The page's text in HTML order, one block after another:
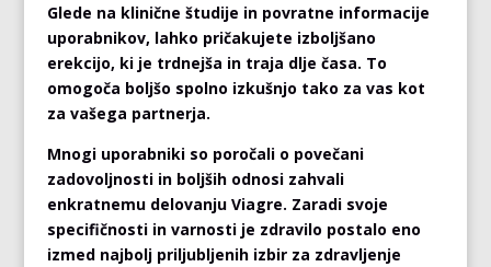
Glede na klinične študije in povratne informacije
uporabnikov, lahko pričakujete izboljšano
erekcijo, ki je trdnejša in traja dlje časa. To
omogoča boljšo spolno izkušnjo tako za vas kot
za vašega partnerja.
Mnogi uporabniki so poročali o povečani
zadovoljnosti in boljših odnosi zahvali
enkratnemu delovanju Viagre. Zaradi svoje
specifičnosti in varnosti je zdravilo postalo eno
izmed najbolj priljubljenih izbir za zdravljenje